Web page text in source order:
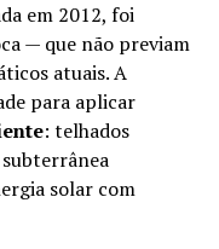
em 2012, foi
— que não previam
atuais. A
para aplicar
: telhados
solar com